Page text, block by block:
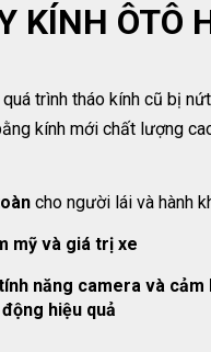
KÍNH ÔTÔ
quá trình tháo kính cũ bị
kính mới chất lượng
cho người lái và hành
mỹ và giá trị xe
năng camera và cảm
hiệu quả